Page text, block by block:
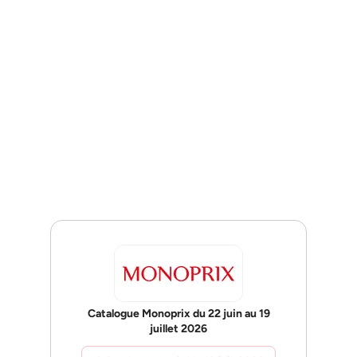
Catalogue Monoprix du 22 juin au 19
juillet 2026